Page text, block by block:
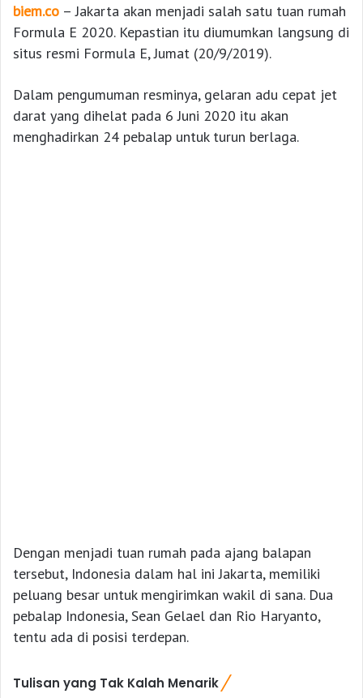
biem.co – Jakarta akan menjadi salah satu tuan rumah
Formula E 2020. Kepastian itu diumumkan langsung di
situs resmi Formula E, Jumat (20/9/2019).
Dalam pengumuman resminya, gelaran adu cepat jet
darat yang dihelat pada 6 Juni 2020 itu akan
menghadirkan 24 pebalap untuk turun berlaga.
Dengan menjadi tuan rumah pada ajang balapan
tersebut, Indonesia dalam hal ini Jakarta, memiliki
peluang besar untuk mengirimkan wakil di sana. Dua
pebalap Indonesia, Sean Gelael dan Rio Haryanto,
tentu ada di posisi terdepan.
Tulisan yang Tak Kalah Menarik